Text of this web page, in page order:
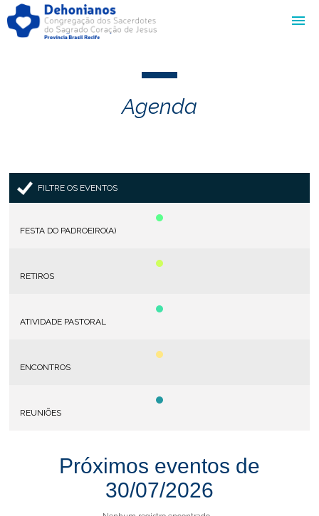
Agenda
FILTRE OS EVENTOS
FESTA DO PADROEIRO(A)
RETIROS
ATIVIDADE PASTORAL
ENCONTROS
REUNIÕES
Próximos eventos de
30/07/2026